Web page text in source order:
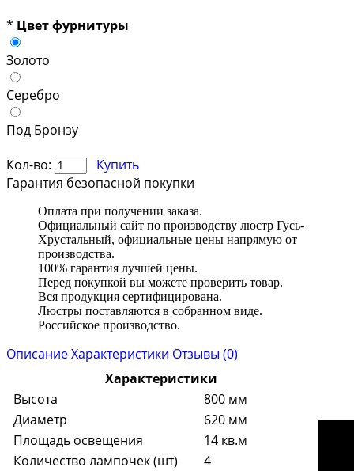
* Цвет фурнитуры
Золото
Серебро
Под Бронзу
Кол-во:
Купить
Гарантия безопасной покупки
Оплата при получении заказа.
Официальный сайт по производству люстр Гусь-
Хрустальный, официальные цены напрямую от
производства.
100% гарантия лучшей цены.
Перед покупкой вы можете проверить товар.
Вся продукция сертифицирована.
Люстры поставляются в собранном виде.
Российское производство.
ОписаниеХарактеристики Отзывы (0)
Характеристики
Высота
800 мм
Диаметр
620 мм
Площадь освещения
14 кв.м
Количество лампочек (шт)
4